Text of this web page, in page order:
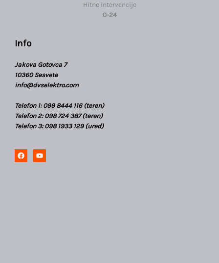
Hitne intervencije
0-24
Info
Jakova Gotovca 7
10360 Sesvete
info@dvselektro.com
Telefon 1: 099 8444 116 (teren)
Telefon 2: 098 724 387 (teren)
Telefon 3: 098 1933 129 (ured)